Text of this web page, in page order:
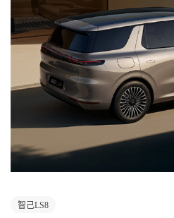
智己LS8